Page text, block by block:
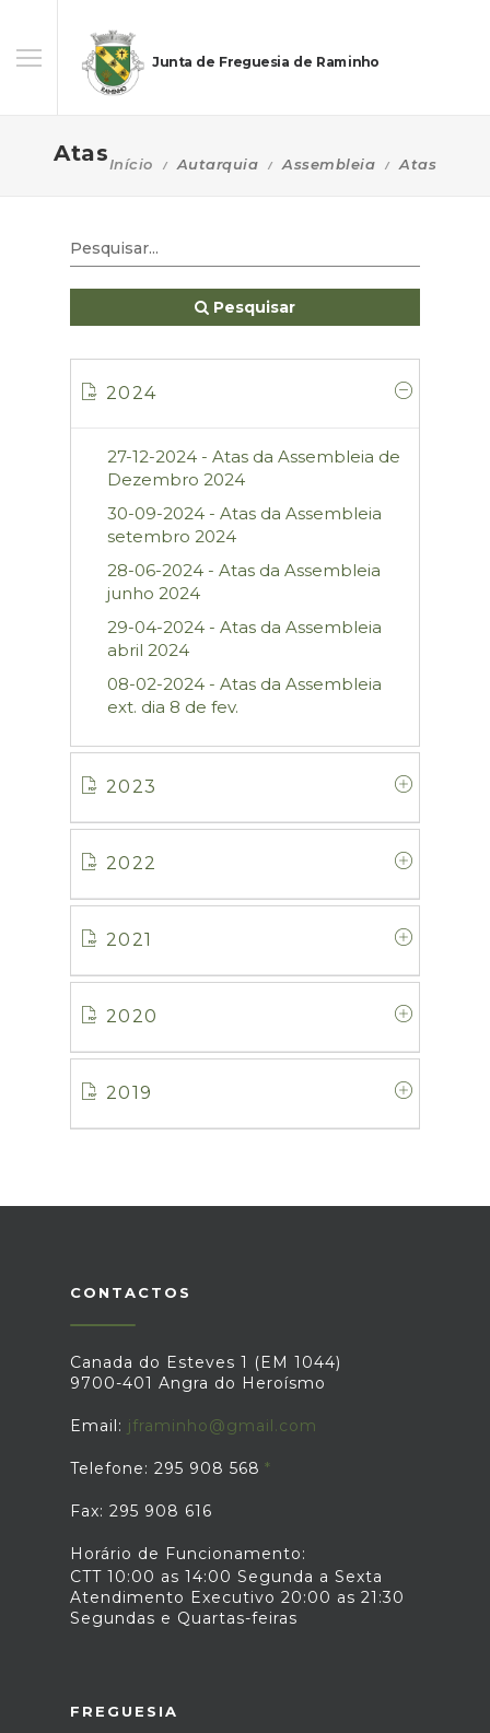
Junta de Freguesia de Raminho
AtasInício Autarquia Assembleia Atas
Pesquisar
2024
27-12-2024 - Atas da Assembleia de
Dezembro 2024
30-09-2024 - Atas da Assembleia
setembro 2024
28-06-2024 - Atas da Assembleia
junho 2024
29-04-2024 - Atas da Assembleia
abril 2024
08-02-2024 - Atas da Assembleia
ext. dia 8 de fev.
2023
2022
2021
2020
2019
CONTACTOS
Canada do Esteves 1 (EM 1044)
9700-401 Angra do Heroísmo
Email: jframinho@gmail.com
Telefone: 295 908 568
Fax: 295 908 616
Horário de Funcionamento:
CTT 10:00 as 14:00 Segunda a Sexta
Atendimento Executivo 20:00 as 21:30
Segundas e Quartas-feiras
FREGUESIA